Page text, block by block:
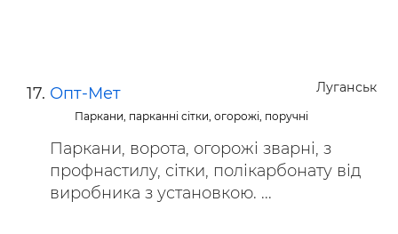
Луганськ
Опт-Мет
Паркани, парканні сітки, огорожі, поручні
Паркани, ворота, огорожі зварні, з
профнастилу, сітки, полікарбонату від
виробника з установкою. ...